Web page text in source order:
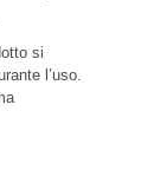
si
l’uso.